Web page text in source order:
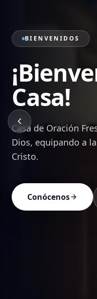
PRÉDICAS
Sana
la
Mensajes bíblicos
equipan a cada